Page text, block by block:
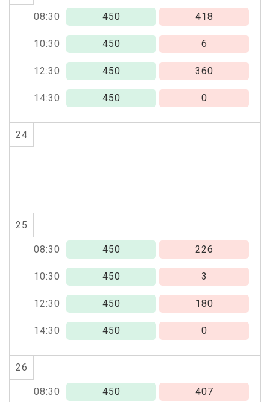
08:30 450 418
10:30 450 6
12:30 450 360
14:30 450 0
24
25
08:30 450 226
10:30 450 3
12:30 450 180
14:30 450 0
26
08:30 450 407